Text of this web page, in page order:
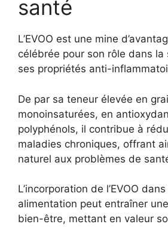
santé
L’EVOO est une mine
célébrée pour son rôle dans la
ses propriétés anti-
De par sa teneur élevée en
monoinsaturées, en
polyphénols, il contribue à
maladies chroniques, offrant
naturel aux problèmes de
L’incorporation de l’EVOO
alimentation peut entraîner
bien-être, mettant en valeur